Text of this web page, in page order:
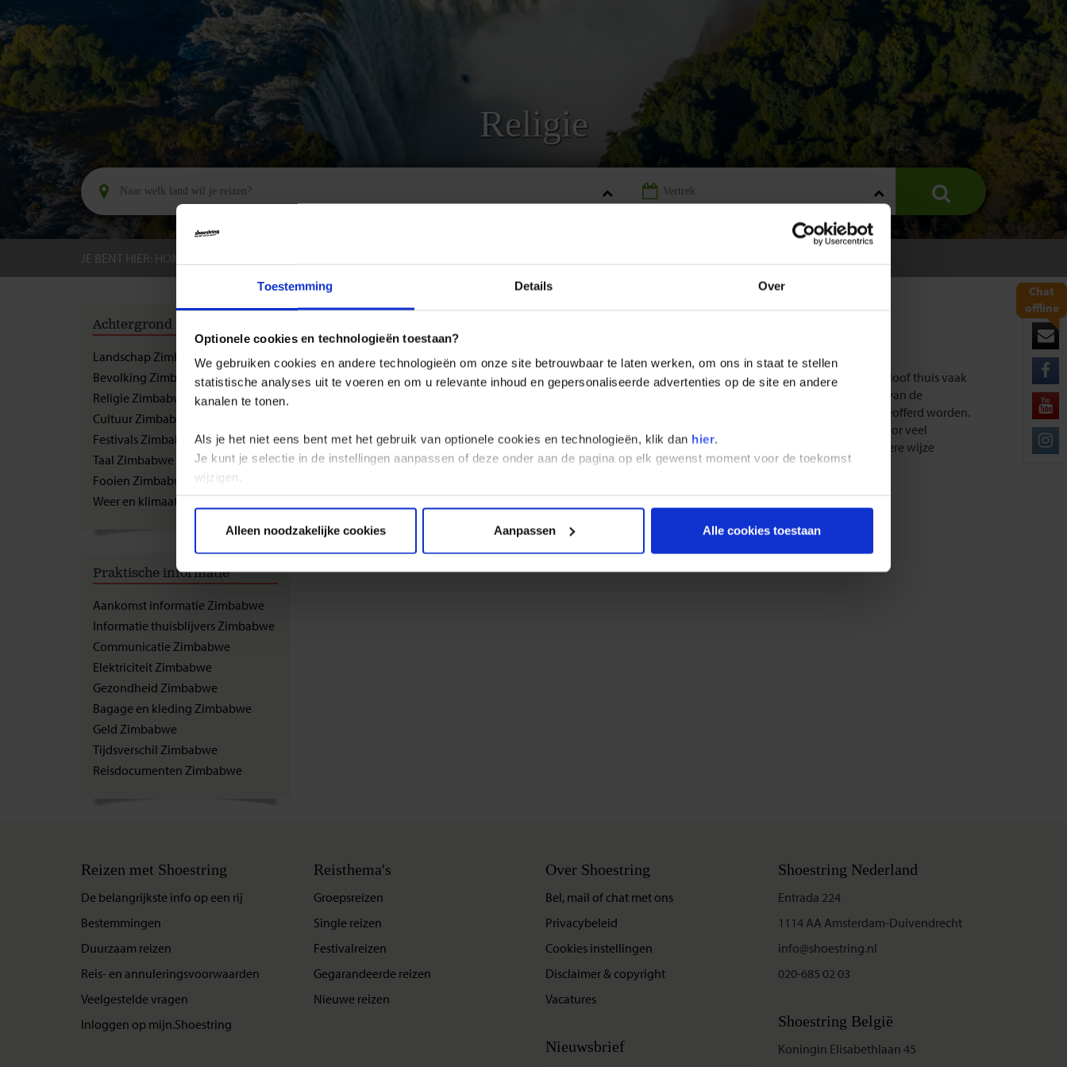
Toestemming Details Over
Optionele cookies en technologieën toestaan?
We gebruiken cookies en andere technologieën om onze site betrouwbaar te laten werken, om ons in staat te stellen
statistische analyses uit te voeren en om u relevante inhoud en gepersonaliseerde advertenties op de site en andere
kanalen te tonen.
Als je het niet eens bent met het gebruik van optionele cookies en technologieën, klik dan hier.
Je kunt je selectie in de instellingen aanpassen of deze onder aan de pagina op elk gewenst moment voor de toekomst
wijzigen.
Alleen noodzakelijke cookies
Aanpassen Alle cookies toestaan
Chat
offline
Religie
JE BENT HIER: HOME
Achtergrond informatie
Landschap Zimbabwe
Bevolking Zimbabwe
Religie Zimbabwe
Cultuur Zimbabwe
Festivals Zimbabwe
Taal Zimbabwe
Fooien Zimbabwe
Weer en klimaat Zimbabwe
Praktische informatie
Aankomst informatie Zimbabwe
Informatie thuisblijvers Zimbabwe
Communicatie Zimbabwe
Elektriciteit Zimbabwe
Gezondheid Zimbabwe
Bagage en kleding Zimbabwe
Geld Zimbabwe
Tijdsverschil Zimbabwe
Reisdocumenten Zimbabwe
GROEPSREIZEN AANBIEDING LANDINFORMATIE
Religie Zimbabwe
Grofweg driekwart van de Zimbabwanen noemt zich christen, maar de meeste christenen combineren hun geloof thuis vaak
met meer traditionele godsdiensten. Zoals bij bijna alle Bantoe volkeren speelt ook in Zimbabwe de verering van de
voorvaderen een grote rol. Om die gunstig te zinnen bij hoogtijdagen of bij onheil moeten geregeld dieren geofferd worden.
Omdat de voorvaderen rechtstreeks met een christelijke god zouden kunnen communiceren blijft de Bijbel voor veel
Zimbabwanen evengoed van groot belang. Veel ouders geven kinderen Bijbelse namen of namen die op andere wijze
godvruchtigheid impliceren. Een kleine groep van vooral Aziatische Zimbabwanen in de steden is moslim.
Reizen met Shoestring
De belangrijkste info op een rij
Bestemmingen
Duurzaam reizen
Reis- en annuleringsvoorwaarden
Veelgestelde vragen
Inloggen op mijn.Shoestring
Reisthema's
Groepsreizen
Single reizen
Festivalreizen
Gegarandeerde reizen
Nieuwe reizen
Over Shoestring
Bel, mail of chat met ons
Privacybeleid
Cookies instellingen
Disclaimer & copyright
Vacatures
Nieuwsbrief
Shoestring Nederland
Entrada 224
1114 AA Amsterdam-Duivendrecht
info@shoestring.nl
020-685 02 03
Shoestring België
Koningin Elisabethlaan 45